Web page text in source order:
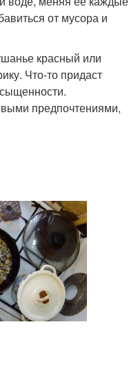
от мусора и
красный или
Что-то придаст
предпочтениями,